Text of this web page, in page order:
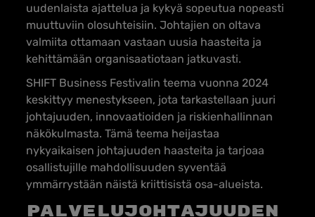
uudenlaista ajattelua ja kykyä sopeutua nopeasti
muuttuviin olosuhteisiin. Johtajien on oltava
valmiita ottamaan vastaan uusia haasteita ja
kehittämään organisaatiotaan jatkuvasti.
SHIFT Business Festivalin teema vuonna 2024
keskittyy menestykseen, jota tarkastellaan juuri
johtajuuden, innovaatioiden ja riskienhallinnan
näkökulmasta. Tämä teema heijastaa
nykyaikaisen johtajuuden haasteita ja tarjoaa
osallistujille mahdollisuuden syventää
ymmärrystään näistä kriittisistä osa-alueista.
Palvelujohtajuuden